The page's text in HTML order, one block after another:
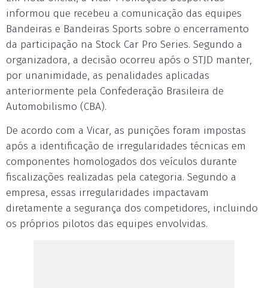
informou que recebeu a comunicação das equipes
Bandeiras e Bandeiras Sports sobre o encerramento
da participação na Stock Car Pro Series. Segundo a
organizadora, a decisão ocorreu após o STJD manter,
por unanimidade, as penalidades aplicadas
anteriormente pela Confederação Brasileira de
Automobilismo (CBA).
De acordo com a Vicar, as punições foram impostas
após a identificação de irregularidades técnicas em
componentes homologados dos veículos durante
fiscalizações realizadas pela categoria. Segundo a
empresa, essas irregularidades impactavam
diretamente a segurança dos competidores, incluindo
os próprios pilotos das equipes envolvidas.